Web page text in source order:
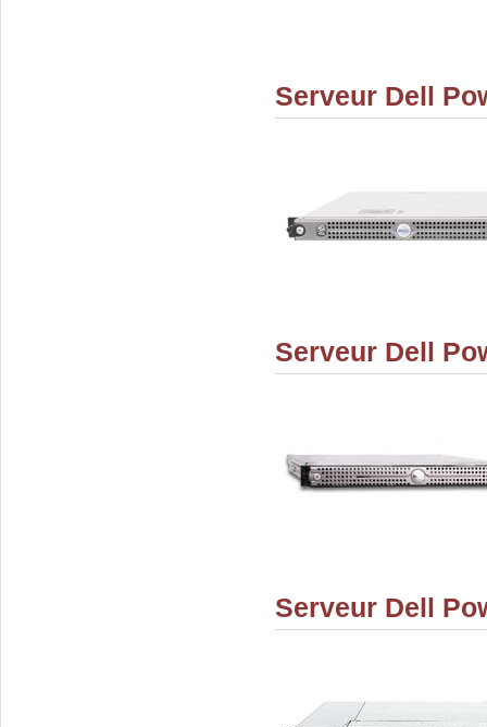
Serveur Dell
Serveur Dell
Serveur Dell